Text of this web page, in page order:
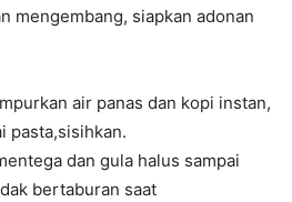
mengembang, siapkan adonan
air panas dan kopi instan,
pasta,sisihkan.
dan gula halus sampai
bertaburan saat